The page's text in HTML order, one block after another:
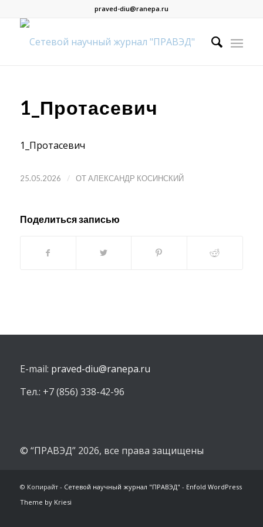
praved-diu@ranepa.ru
1_Протасевич
1_Протасевич
25.05.2026 / ОТАЛЕКСАНДР КОСИНСКИЙ
Поделиться записью
E-mail: praved-diu@ranepa.ru
Тел.: +7 (856) 338-42-96
© “ПРАВЭД” 2026, все права защищены
© Копирайт - Сетевой научный журнал "ПРАВЭД" - Enfold WordPress
Theme by Kriesi